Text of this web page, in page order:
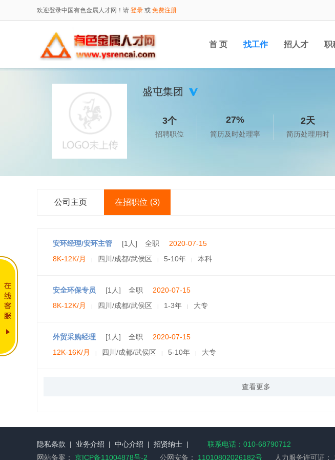
欢迎登录中国有色金属人才网！请 登录 或 免费注册
首 页 找工作 招人才 职
盛屯集团
3个
招聘职位
27%
简历及时处理率
2天
简历处理用时
公司主页 在招职位 (3)
安环经理/安环主管 [1人] 全职
2020-07-15
8K-12K/月
| 四川/成都/武侯区 | 5-10年 | 本科
安全环保专员 [1人] 全职
2020-07-15
8K-12K/月
| 四川/成都/武侯区 | 1-3年 | 大专
外贸采购经理 [1人] 全职
2020-07-15
12K-16K/月
| 四川/成都/武侯区 | 5-10年 | 大专
查看更多
隐私条款 | 业务介绍 | 中心介绍 | 招贤纳士 |
联系电话：010-68790712
网站备案： 京ICP备11004878号-2 公网安备： 11010802026182号 人力服务许可证：